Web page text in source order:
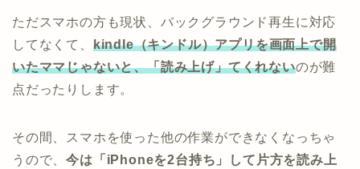
ただスマホの方も現状、バックグラウンド再生に対応
してなくて、 kindle（キンドル）アプリを画面上で開
いたママじゃないと、「読み上げ」てくれないのが難
点だったりします。
その間、スマホを使った他の作業ができなくなっちゃ
うので、今は「iPhoneを2台持ち」して片方を読み上